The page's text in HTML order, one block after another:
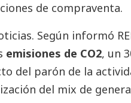
de compraventa.
Según informó
emisiones de CO2, un
del parón de la
del mix de